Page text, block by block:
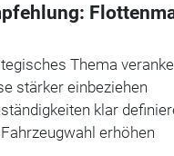
Thema
stärker einbeziehen
klar
erhöhen